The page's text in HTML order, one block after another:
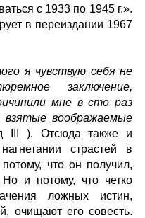
с 1933 по 1945 г.».
в переиздании 1967
я чувствую себя не
заключение,
мне в сто раз
воображаемые
III ). Отсюда также и
страстей в
что он получил,
и потому, что четко
ложных истин,
очищают его совесть.